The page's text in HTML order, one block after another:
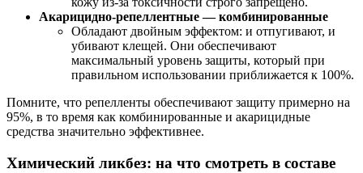
Акарицидно-репеллентные — комбинированные
Обладают двойным эффектом: и отпугивают, и
убивают клещей. Они обеспечивают
максимальный уровень защиты, который при
правильном использовании приближается к 100%.
Помните, что репелленты обеспечивают защиту примерно на
95%, в то время как комбинированные и акарицидные
средства значительно эффективнее.
Химический ликбез: на что смотреть в составе